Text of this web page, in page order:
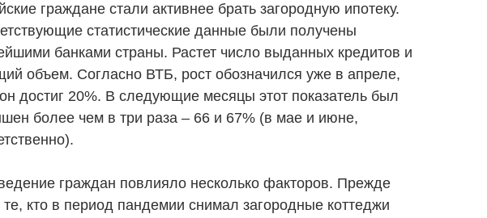
граждане стали активнее брать загородную ипотеку.
статистические данные были получены
банками страны. Растет число выданных кредитов и
объем. Согласно ВТБ, рост обозначился уже в апреле,
он достиг 20%. В следующие месяцы этот показатель был
более чем в три раза – 66 и 67% (в мае и июне,
граждан повлияло несколько факторов. Прежде
те, кто в период пандемии снимал загородные коттеджи